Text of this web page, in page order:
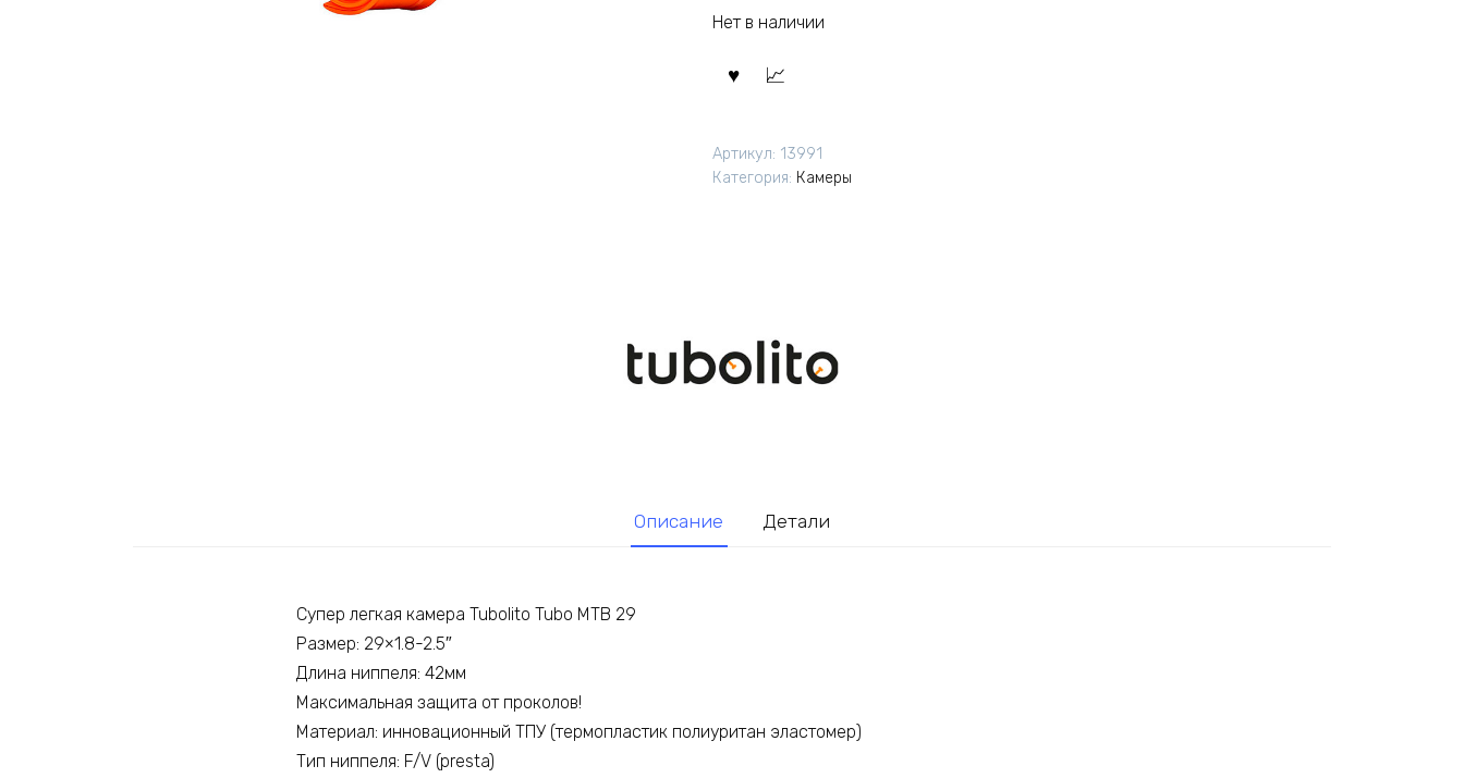
Нет в наличии
Артикул: 13991
Категория: Камеры
Описание Детали
Супер легкая камера Tubolito Tubo MTB 29
Размер: 29×1.8-2.5″
Длина ниппеля: 42мм
Максимальная защита от проколов!
Материал: инновационный ТПУ (термопластик полиуритан эластомер)
Тип ниппеля: F/V (presta)